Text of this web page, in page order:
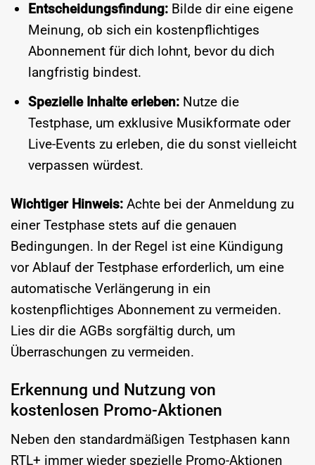
Entscheidungsfindung:Bilde dir eine eigene
Meinung, ob sich ein kostenpflichtiges
Abonnement für dich lohnt, bevor du dich
langfristig bindest.
Spezielle Inhalte erleben:Nutze die
Testphase, um exklusive Musikformate oder
Live-Events zu erleben, die du sonst vielleicht
verpassen würdest.
Wichtiger Hinweis: Achte bei der Anmeldung zu
einer Testphase stets auf die genauen
Bedingungen. In der Regel ist eine Kündigung
vor Ablauf der Testphase erforderlich, um eine
automatische Verlängerung in ein
kostenpflichtiges Abonnement zu vermeiden.
Lies dir die AGBs sorgfältig durch, um
Überraschungen zu vermeiden.
Erkennung und Nutzung von
kostenlosen Promo-Aktionen
Neben den standardmäßigen Testphasen kann
RTL+ immer wieder spezielle Promo-Aktionen